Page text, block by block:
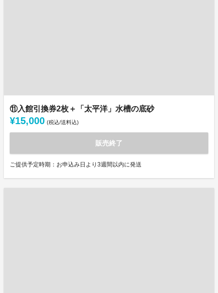
⑪入館引換券2枚＋「太平洋」水槽の底砂
¥15,000 (税込/送料込)
販売終了
ご提供予定時期：お申込み日より3週間以内に発送